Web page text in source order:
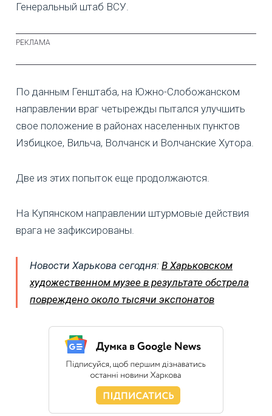
Генеральный штаб ВСУ.
По данным Генштаба, на Южно-Слобожанском
направлении враг четырежды пытался улучшить
свое положение в районах населенных пунктов
Избицкое, Вильча, Волчанск и Волчанские Хутора.
Две из этих попыток еще продолжаются.
На Купянском направлении штурмовые действия
врага не зафиксированы.
Новости Харькова сегодня: В Харьковском
художественном музее в результате обстрела
повреждено около тысячи экспонатов